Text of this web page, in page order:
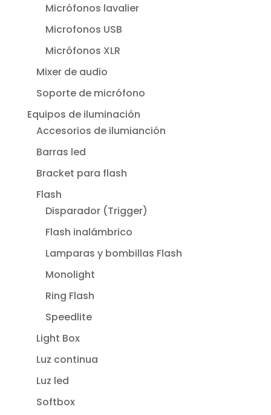
Micrófonos lavalier
Microfonos USB
Micrófonos XLR
Mixer de audio
Soporte de micrófono
Equipos de iluminación
Accesorios de ilumianción
Barras led
Bracket para flash
Flash
Disparador (Trigger)
Flash inalámbrico
Lamparas y bombillas Flash
Monolight
Ring Flash
Speedlite
Light Box
Luz continua
Luz led
Softbox